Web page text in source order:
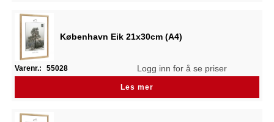
København Eik 21x30cm (A4)
Varenr.: 55028 Logg inn for å se priser
Les mer